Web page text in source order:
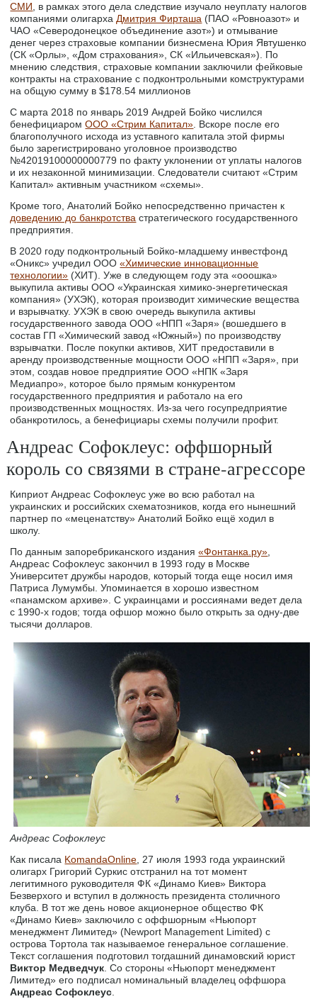
СМИ , в рамках этого дела следствие изучало неуплату налогов
компаниями олигарха Дмитрия Фирташа (ПАО «Ровноазот» и
ЧАО «Северодонецкое объединение азот») и отмывание
денег через страховые компании бизнесмена Юрия Явтушенко
(СК «Орлы», «Дом страхования», СК «Ильичевская»). По
мнению следствия, страховые компании заключили фейковые
контракты на страхование с подконтрольными комструктурами
на общую сумму в $178.54 миллионов
С марта 2018 по январь 2019 Андрей Бойко числился
бенефициаромООО «Стрим Капитал» . Вскоре после его
благополучного исхода из уставного капитала этой фирмы
было зарегистрировано уголовное производство
№42019100000000779 по факту уклонении от уплаты налогов
и их незаконной минимизации. Следователи считают «Стрим
Капитал» активным участником «схемы».
Кроме того, Анатолий Бойко непосредственно причастен к
доведению до банкротства стратегического государственного
предприятия.
В 2020 году подконтрольный Бойко-младшему инвестфонд
«Оникс» учредил ООО«Химические инновационные
технологии» (ХИТ). Уже в следующем году эта «ооошка»
выкупила активы ООО «Украинская химико-энергетическая
компания» (УХЭК), которая производит химические вещества
и взрывчатку. УХЭК в свою очередь выкупила активы
государственного завода ООО «НПП «Заря» (вошедшего в
состав ГП «Химический завод «Южный») по производству
взрывчатки. После покупки активов, ХИТ предоставили в
аренду производственные мощности ООО «НПП «Заря», при
этом, создав новое предприятие ООО «НПК «Заря
Медиапро», которое было прямым конкурентом
государственного предприятия и работало на его
производственных мощностях. Из-за чего госупредприятие
обанкротилось, а бенефициары схемы получили профит.
Андреас Софоклеус: оффшорный
король со связями в стране-агрессоре
Киприот Андреас Софоклеус уже во всю работал на
украинских и российских схематозников, когда его нынешний
партнер по «меценатству» Анатолий Бойко ещё ходил в
школу.
По данным запоребриканского издания«Фонтанка.ру»
Андреас Софоклеус закончил в 1993 году в Москве
Университет дружбы народов, который тогда еще носил имя
Патриса Лумумбы. Упоминается в хорошо известном
«панамском архиве». С украинцами и россиянами ведет дела
с 1990-х годов; тогда офшор можно было открыть за одну-две
тысячи долларов.
Андреас Софоклеус
Как писала KomandaOnline , 27 июля 1993 года украинский
олигарх Григорий Суркис отстранил на тот момент
легитимного руководителя ФК «Динамо Киев» Виктора
Безверхого и вступил в должность президента столичного
клуба. В тот же день новое акционерное общество ФК
«Динамо Киев» заключило с оффшорным «Ньюпорт
менеджмент Лимитед» (Newport Management Limited) с
острова Тортола так называемое генеральное соглашение.
Текст соглашения подготовил тогдашний динамовский юрист
Виктор Медведчук . Со стороны «Ньюпорт менеджмент
Лимитед» его подписал номинальный владелец оффшора
Андреас Софоклеус